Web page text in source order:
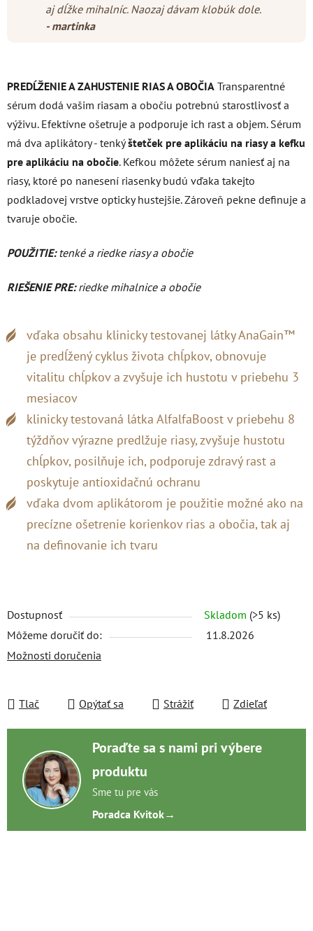
aj dĺžke mihalníc. Naozaj dávam klobúk dole.
- martinka
PREDĹŽENIE A ZAHUSTENIE RIAS A OBOČIA Transparentné
sérum dodá vašim riasam a obočiu potrebnú starostlivosť a
výživu. Efektívne ošetruje a podporuje ich rast a objem. Sérum
má dva aplikátory - tenkýštetček pre aplikáciu na riasy a kefku
pre aplikáciu na obočie. Kefkou môžete sérum naniesť aj na
riasy, ktoré po nanesení riasenky budú vďaka takejto
podkladovej vrstve opticky hustejšie. Zároveň pekne definuje a
tvaruje obočie.
POUŽITIE:tenké a riedke riasy a obočie
RIEŠENIE PRE: riedke mihalnice a obočie
vďaka obsahu klinicky testovanej látky AnaGain™
je predĺžený cyklus života chĺpkov, obnovuje
vitalitu chĺpkov a zvyšuje ich hustotu v priebehu 3
mesiacov
klinicky testovaná látka AlfalfaBoost v priebehu 8
týždňov výrazne predlžuje riasy, zvyšuje hustotu
chĺpkov, posilňuje ich, podporuje zdravý rast a
poskytuje antioxidačnú ochranu
vďaka dvom aplikátorom je použitie možné ako na
precízne ošetrenie korienkov rias a obočia, tak aj
na definovanie ich tvaru
Dostupnosť Skladom (>5 ks)
Môžeme doručiť do:
11.8.2026
Možnosti doručenia
Tlač Opýtať sa Strážiť Zdieľať
Poraďte sa s nami pri výbere
produktu
Sme tu pre vás
Poradca Kvitok→